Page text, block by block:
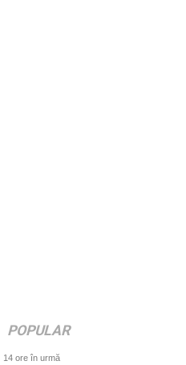
POPULAR
14 ore în urmă